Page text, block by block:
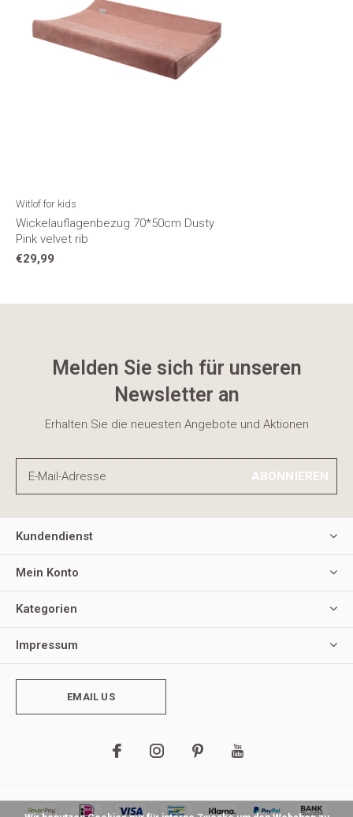
Witlof for kids
Wickelauflagenbezug 70*50cm Dusty
Pink velvet rib
€29,99
Melden Sie sich für unseren
Newsletter an
Erhalten Sie die neuesten Angebote und Aktionen
ABONNIEREN
Kundendienst
Mein Konto
Kategorien
Impressum
EMAIL US